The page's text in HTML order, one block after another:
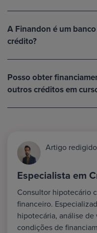
A Finandon é um
crédito?
Posso obter
outros créditos em
Artigo
Especialista em
Consultor hipotecário
financeiro.
hipotecária, análise
condições de